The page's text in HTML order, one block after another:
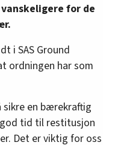
for de
i SAS Ground
ordningen har som
sikre en bærekraftig
tid til restitusjon
Det er viktig for oss